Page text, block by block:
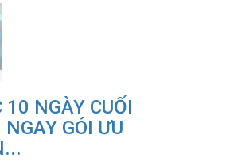
NGÀY CUỐI
GÓI ƯU